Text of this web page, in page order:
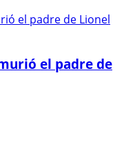
el padre de